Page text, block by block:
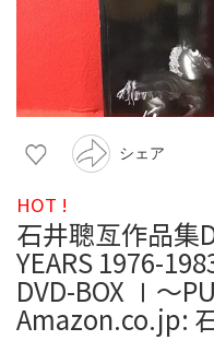
シェア
HOT !
石井聰亙作品集
YEARS 1976-
DVD-BOX Ⅰ～
Amazon.co.jp: